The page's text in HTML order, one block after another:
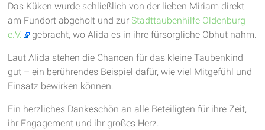
Das Küken wurde schließlich von der lieben Miriam direkt
am Fundort abgeholt und zurStadttaubenhilfe Oldenburg
e.V.
gebracht, wo Alida es in ihre fürsorgliche Obhut nahm.
Laut Alida stehen die Chancen für das kleine Taubenkind
gut – ein berührendes Beispiel dafür, wie viel Mitgefühl und
Einsatz bewirken können.
Ein herzliches Dankeschön an alle Beteiligten für ihre Zeit,
ihr Engagement und ihr großes Herz.